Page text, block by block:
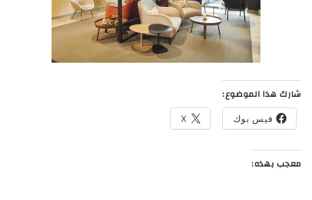
شارك هذا الموضوع:
فيس بوك X
معجب بهذه: